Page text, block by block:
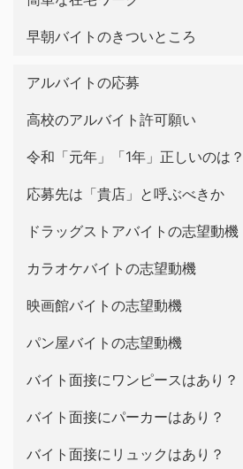
早朝バイトのきついところ
アルバイトの応募
高校のアルバイト許可願い
令和「元年」「1年」正しいのは？
応募先は「貴店」と呼ぶべきか
ドラッグストアバイトの志望動機
カラオケバイトの志望動機
映画館バイトの志望動機
パン屋バイトの志望動機
バイト面接にワンピースはあり？
バイト面接にパーカーはあり？
バイト面接にリュックはあり？